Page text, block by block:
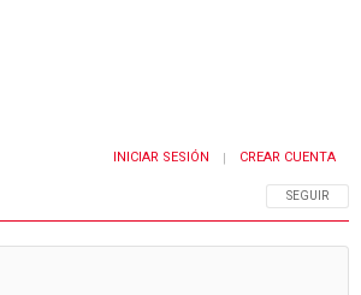
SIGA ESTA
SEGUIR
INICIAR SESIÓN CREAR CUENTA